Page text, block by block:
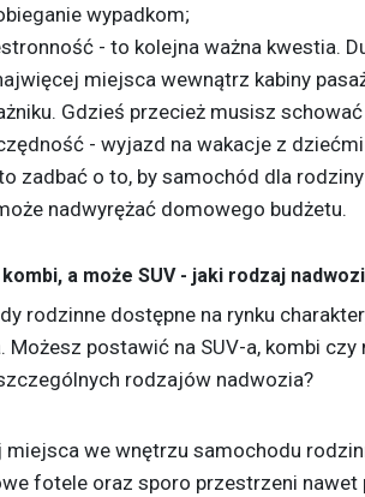
wypadkom;
- to kolejna ważna kwestia.
miejsca wewnątrz kabiny
Gdzieś przecież musisz
- wyjazd na wakacje z
zadbać o to, by samochód dla rodziny
nadwyrężać domowego budżetu.
kombi, a może SUV - jaki rodzaj
rodzinne dostępne na rynku
Możesz postawić na SUV-a, kombi czy
rodzajów nadwozia?
miejsca we wnętrzu samochodu
fotele oraz sporo przestrzeni nawet